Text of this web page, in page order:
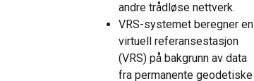
andre trådløse nettverk.
VRS-systemet beregner en
virtuell referansestasjon
(VRS) på bakgrunn av data
fra permanente geodetiske